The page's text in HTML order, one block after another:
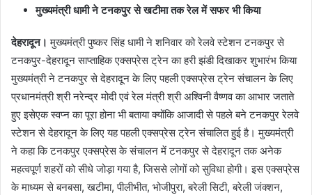
मुख्यमंत्री धामी ने टनकपुर से खटीमा तक रेल में सफर भी किया
देहरादून। मुख्यमंत्री पुष्कर सिंह धामी ने शनिवार को रेलवे स्टेशन टनकपुर से
टनकपुर-देहरादून साप्ताहिक एक्सप्रेस ट्रेन का हरी झंडी दिखाकर शुभारंभ किया
मुख्यमंत्री ने टनकपुर से देहरादून के लिए पहली एक्सप्रेस ट्रेन संचालन के लिए
प्रधानमंत्री श्री नरेन्द्र मोदी एवं रेल मंत्री श्री अश्विनी वैष्णव का आभार जताते
हुए इसेएक स्वप्न का पूरा होना भी बताया क्योंकि आजादी से पहले बने टनकपुर रेलवे
स्टेशन से देहरादून के लिए यह पहली एक्सप्रेस ट्रेन संचालित हुई है। मुख्यमंत्री
ने कहा कि टनकपुर एक्सप्रेस के संचालन में टनकपुर से देहरादून तक अनेक
महत्वपूर्ण शहरों को सीधे जोड़ा गया है, जिससे लोगों को सुविधा होगी। इस एक्सप्रेस
के माध्यम से बनबसा, खटीमा, पीलीभीत, भोजीपुरा, बरेली सिटी, बरेली जंक्शन,